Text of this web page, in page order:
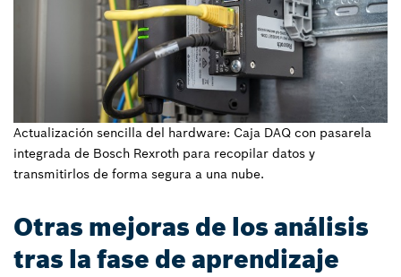
Actualización sencilla del hardware: Caja DAQ con pasarela
integrada de Bosch Rexroth para recopilar datos y
transmitirlos de forma segura a una nube.
Otras mejoras de los análisis
tras la fase de aprendizaje